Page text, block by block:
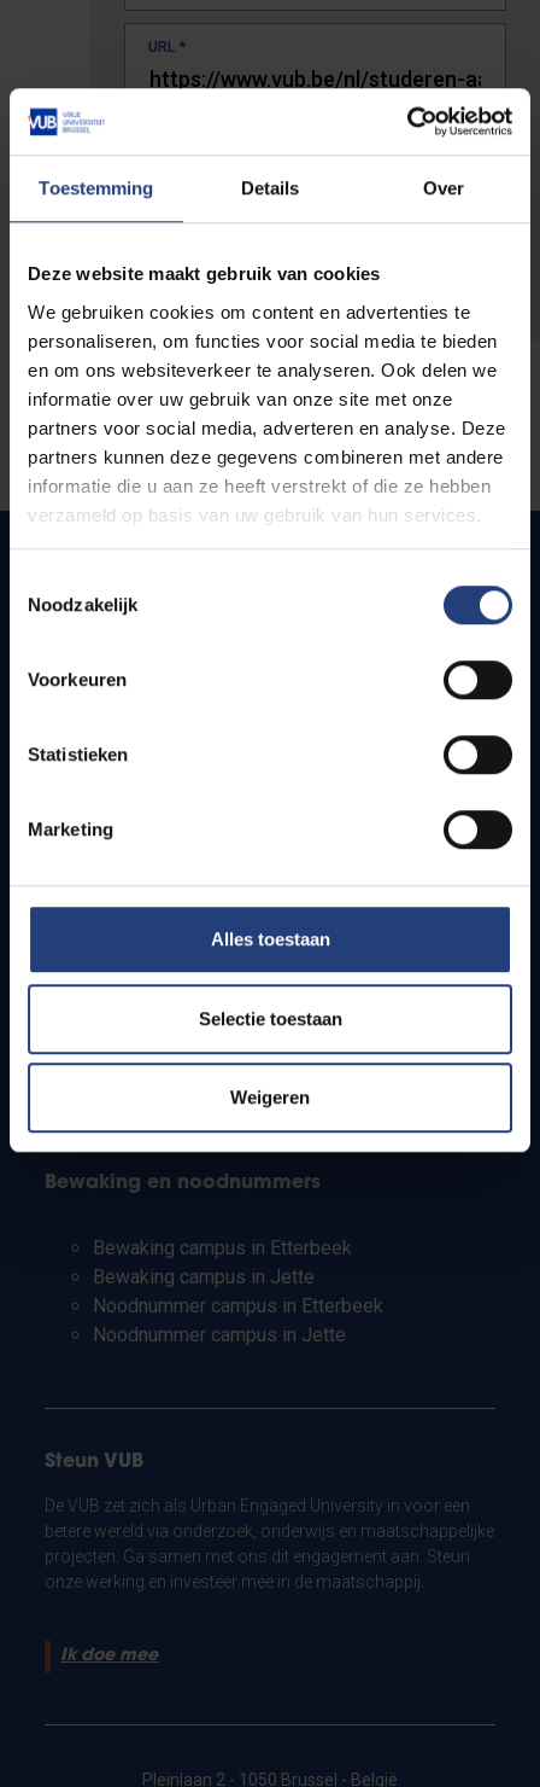
Toestemming Details Over
Deze website maakt gebruik van cookies
We gebruiken cookies om content en advertenties te
personaliseren, om functies voor social media te bieden
en om ons websiteverkeer te analyseren. Ook delen we
informatie over uw gebruik van onze site met onze
partners voor social media, adverteren en analyse. Deze
partners kunnen deze gegevens combineren met andere
informatie die u aan ze heeft verstrekt of die ze hebben
verzameld op basis van uw gebruik van hun services.
Noodzakelijk
Voorkeuren
Statistieken
Marketing
Alles toestaan
Selectie toestaan
Weigeren
URL *
De volledige URL van de pagina waar je de fout zag.
Snel naar
Bereikbaarheid
Studenten
PhD-studenten
Leerkrachten en secundaire scholen
Bewaking en noodnummers
Bewaking campus in Etterbeek
Bewaking campus in Jette
Noodnummer campus in Etterbeek
Noodnummer campus in Jette
Steun VUB
De VUB zet zich als Urban Engaged University in voor een
betere wereld via onderzoek, onderwijs en maatschappelijke
projecten. Ga samen met ons dit engagement aan. Steun
onze werking en investeer mee in de maatschappij.
Ik doe mee
Pleinlaan 2 - 1050 Brussel - België